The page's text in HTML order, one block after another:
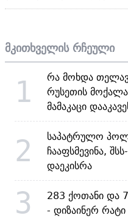
მკითხველის რჩეული
1
რა მოხდა
რუსეთის
მამაკაცი
2
საპატრულო
ჩააფსმევინა,
დაეკისრა
3
283 ქოთანი და
- დიზაინერ რატი